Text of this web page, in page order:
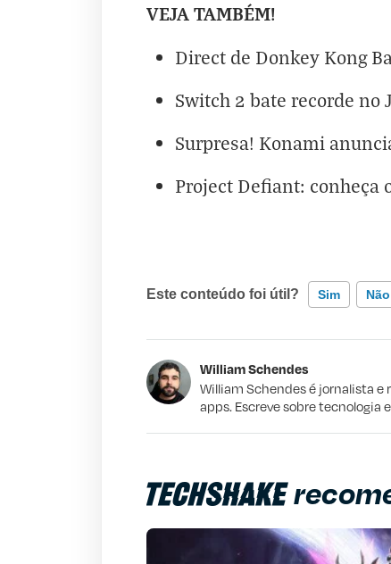
VEJA TAMBÉM!
Direct de Donkey Kong
Switch 2 bate recorde no
Surpresa! Konami
Project Defiant: conheça
Este conteúdo foi útil? Sim Não
Este conteúdo não tem a informação
William Schendes
William Schendes é jornalista e
apps. Escreve sobre tecnologia